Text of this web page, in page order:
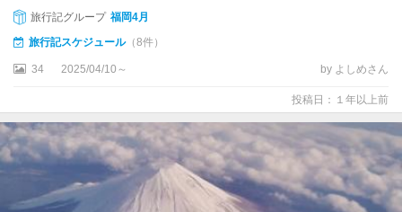
旅行記グループ 福岡4月
旅行記スケジュール（8件）
34 2025/04/10～ by よしめさん
投稿日：１年以上前